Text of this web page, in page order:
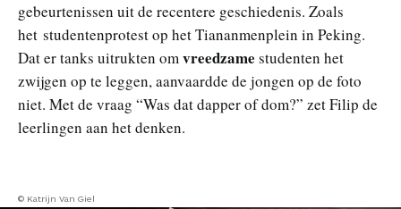
gebeurtenissen uit de recentere geschiedenis. Zoals
het studentenprotest op het Tiananmenplein in Peking.
Dat er tanks uitrukten omvreedzame studenten het
zwijgen op te leggen, aanvaardde de jongen op de foto
niet. Met de vraag “Was dat dapper of dom?” zet Filip de
leerlingen aan het denken.
© Katrijn Van Giel